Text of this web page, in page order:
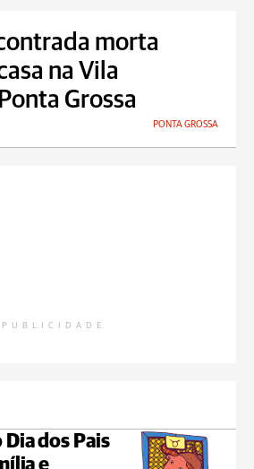
morta
na Vila
Grossa
PONTA GROSSA
PUBLICIDADE
Dia dos Pais